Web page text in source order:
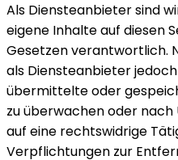
Als Diensteanbieter sind
eigene Inhalte auf diesen
Gesetzen verantwortlich.
als Diensteanbieter
übermittelte oder
zu überwachen oder
auf eine rechtswidrige
Verpflichtungen zur